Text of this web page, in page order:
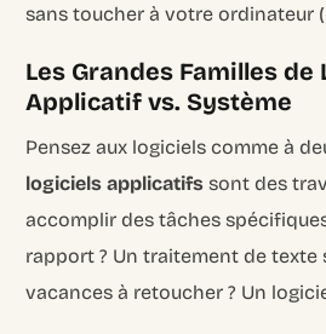
sans toucher à votre ordinateur
Les Grandes Familles de
Applicatif vs. Système
Pensez aux logiciels comme à
logiciels applicatifs sont des
accomplir des tâches
rapport ? Un traitement de texte
vacances à retoucher ? Un